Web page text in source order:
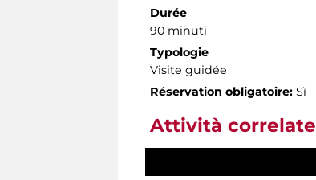
Durée
90 minuti
Typologie
Visite guidée
Réservation obligatoire: Sì
Attività correlate